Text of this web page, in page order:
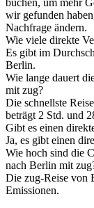
buchen, um mehr
wir gefunden
Nachfrage ändern.
Wie viele direkte
Es gibt im
Berlin.
Wie lange dauert
mit zug?
Die schnellste
beträgt 2 Std. und
Gibt es einen
Ja, es gibt einen
Wie hoch sind die
nach Berlin mit
Die zug-Reise von
Emissionen.